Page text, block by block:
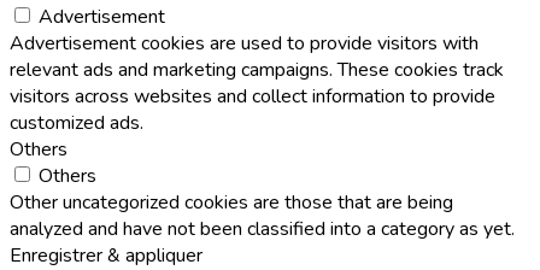
Advertisement
Advertisement cookies are used to provide visitors with
relevant ads and marketing campaigns. These cookies track
visitors across websites and collect information to provide
customized ads.
Others
Others
Other uncategorized cookies are those that are being
analyzed and have not been classified into a category as yet.
Enregistrer & appliquer